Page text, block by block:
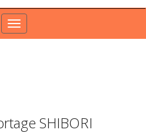
Toggle
navigation
SHIBORI